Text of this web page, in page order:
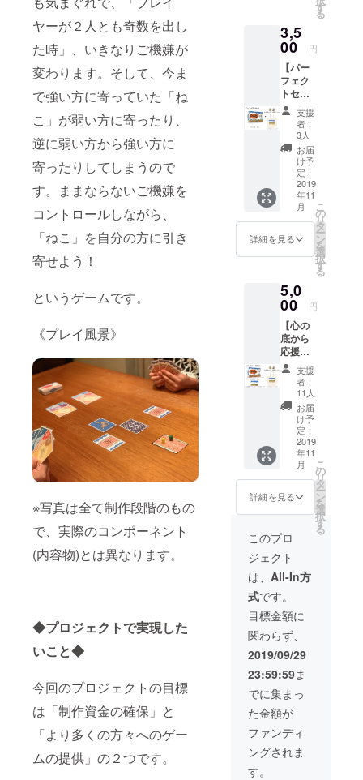
ヤーが２人とも奇数を出し
た時」、いきなりご機嫌が
変わります。そして、今ま
で強い方に寄っていた「ね
こ」が弱い方に寄ったり、
逆に弱い方から強い方に
寄ったりしてしまうので
す。ままならないご機嫌を
コントロールしながら、
「ねこ」を自分の方に引き
寄せよう！
というゲームです。
《プレイ風景》
※写真は全て制作段階のもの
で、実際のコンポーネント
(内容物)とは異なります。
◆プロジェクトで実現した
いこと◆
今回のプロジェクトの目標
は「制作資金の確保」と
「より多くの方々へのゲー
ムの提供」の２つです。
す。リ
ターン
を選択
後、備
考欄に
「①出
展ブー
ス名、
②お届
け希望
日時、
③受け
取り予
定の方
のお名
前」を
記入し
できな
かった
場合
は、後
日郵送
いたし
ます
ズで
バッグ
のデザ
インは
予告な
しに変
更とな
る場合
があり
ます。
※ゲーム
マー
ケット
に出展
される
方は、
当日、
直接
ことも
可能で
す。リ
ターン
を選択
後、備
考欄に
「①出
展ブー
ス名、
②お届
け希望
日時、
③受け
取り予
定の方
のお名
てくだ
お届け
できな
かった
場合
は、後
日郵送
いたし
ます
す
る
3,5
00 円
【パー
フェク
トセッ
ト】
「Catc
hy!」1
セット
+ スペ
シャル
ネコ型
得点コ
マ（磁
器製）2
個+ オ
リジナ
ルトー
グ
（ボー
ドゲー
ムも入
るサイ
ズで
す） ※
コマは
色違い
でお届
けしま
す（色
の指定
はでき
ませ
ん）。
※バッグ
予告な
しに変
更とな
る場合
があり
ます。
※ゲーム
マー
ケット
に出展
される
方は、
当日、
直接
ブース
へお届
けする
ことも
支援
者：
3人
お届
け予
定：
2019
年11
月
詳細を見る
こ
の
リ
タ
ー
ン
を
選
択
す
る
5,0
00 円
【心の
底から
応援
セッ
ト】
「Catc
hy!」1
セット
+ スペ
シャル
ネコ型
得点コ
マ（磁
器製）2
個 + オ
リジナ
ルトー
トバッ
グ
（ボー
ドゲー
ムも入
るサイ
ズで
す）+
Yuko直
筆イラ
スト・
サイン
入りポ
スト
カード
※心の底
から応
支援
者：
11人
お届
け予
定：
2019
年11
月
詳細を見る
こ
の
リ
タ
ー
ン
を
選
択
す
る
このプロ
ジェクト
は、 All-In方
式です。
目標金額に
関わらず、
2019/09/29
23:59:59ま
でに集まっ
た金額が
ファンディ
ングされま
す。